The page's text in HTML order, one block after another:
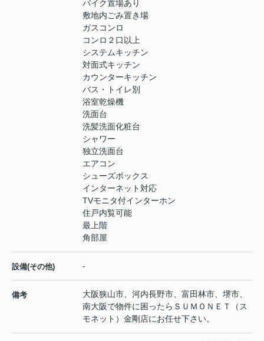
バイク置場あり
敷地内ごみ置き場
ガスコンロ
コンロ２口以上
システムキッチン
対面式キッチン
カウンターキッチン
バス・トイレ別
浴室乾燥機
洗面台
洗髪洗面化粧台
シャワー
独立洗面台
エアコン
シューズボックス
インターネット対応
TVモニタ付インターホン
住戸内覧可能
最上階
角部屋
設備(その他) -
備考
大阪狭山市、河内長野市、富田林市、堺市、
南大阪で物件に困ったらＳＵＭＯＮＥＴ（ス
モネット）金剛店にお任せ下さい。